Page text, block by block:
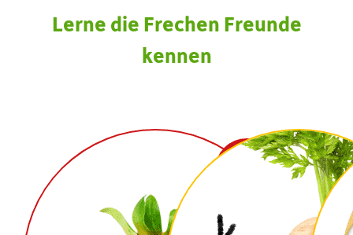
Lerne die Frechen Freunde
kennen